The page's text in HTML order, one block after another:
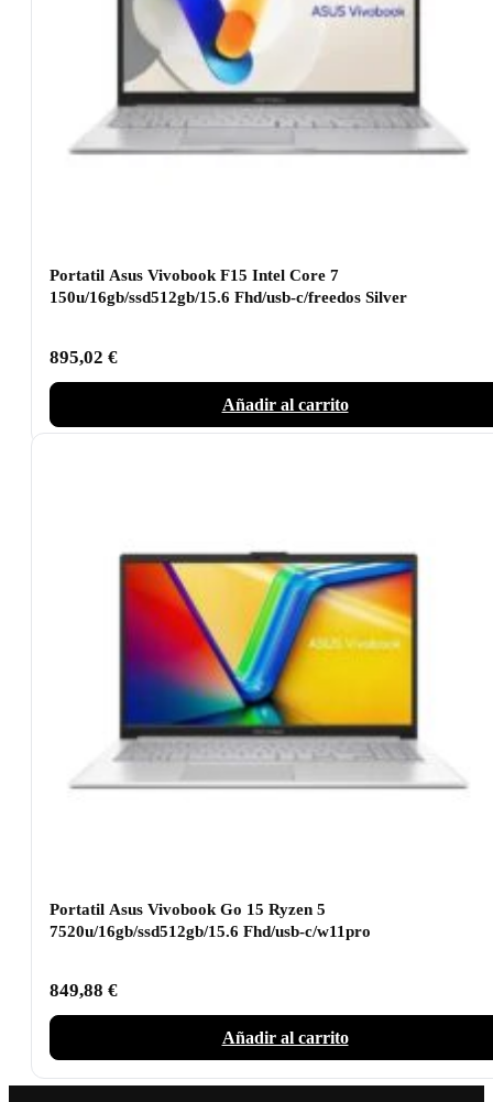
Portatil Asus Vivobook F15 Intel Core 7
150u/16gb/ssd512gb/15.6 Fhd/usb-c/freedos Silver
895,02 €
Añadir al carrito
Portatil Asus Vivobook Go 15 Ryzen 5
7520u/16gb/ssd512gb/15.6 Fhd/usb-c/w11pro
849,88 €
Añadir al carrito